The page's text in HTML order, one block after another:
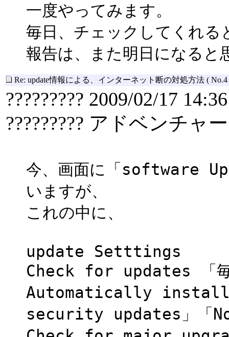
一度やってみます。
毎日、チェックしてくれる
報告は、また明日になると
Re: update情報による、インターネット断の対処方法 ( No.4
????????? 2009/02/17 14:36
????????? アドベンチャー
今、画面に「software
いますが、
これの中に、
update Setttings
Check for updates 「毎
Automatically install
security updates」「